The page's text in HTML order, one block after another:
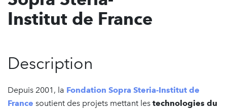
Institut de France
Description
Depuis 2001, la Fondation Sopra Steria-Institut de
France soutient des projets mettant les technologies du